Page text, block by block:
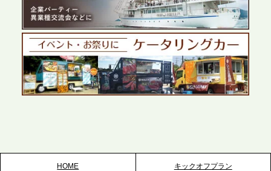
プレスリリースのご案内｜ケータリングのセカンド
テーブル、千葉本社を新設。幕張・舞浜の大型イベ
ントから主要都市の社内懇親会まで、現地拠点を活
かしたスムーズな対応を展開
2026.5.22
HOME キックオフプラン